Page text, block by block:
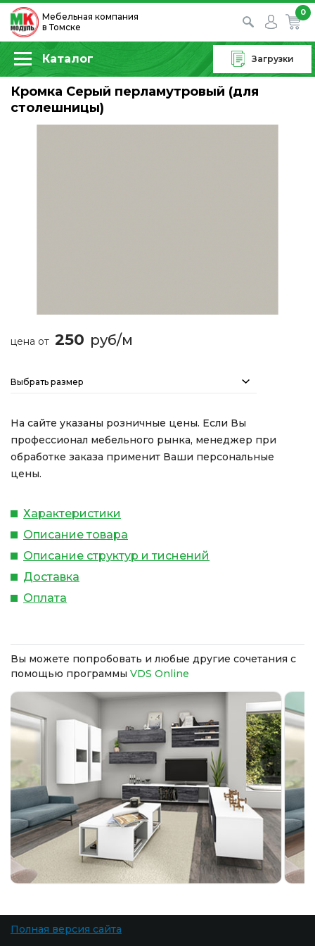
Мебельная компания
в Томске
0
Каталог Загрузки
Кромка Cерый перламутровый (для
столешницы)
цена от 250 руб/м
Выбрать размер
На сайте указаны розничные цены. Если Вы
профессионал мебельного рынка, менеджер при
обработке заказа применит Ваши персональные
цены.
Характеристики
Описание товара
Описание структур и тиснений
Доставка
Оплата
Вы можете попробовать и любые другие сочетания с
помощью программы VDS Online
Полная версия сайта